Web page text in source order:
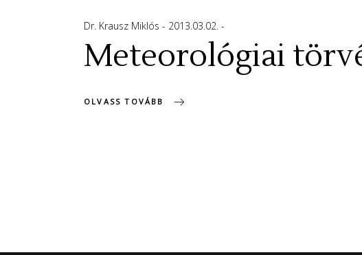
Dr. Krausz Miklós 2013.03.02.
Meteorológiai
OLVASS TOVÁBB